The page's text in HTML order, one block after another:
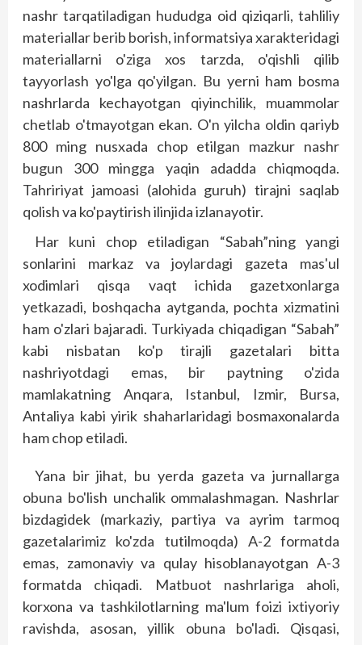
nashr tarqatiladigan hududga oid qiziqarli, tahliliy
materiallar berib borish, informatsiya xarakteridagi
materiallarni o'ziga xos tarzda, o'qishli qilib
tayyorlash yo'lga qo'yilgan. Bu yerni ham bosma
nashrlarda kechayotgan qiyinchilik, muammolar
chetlab o'tmayotgan ekan. O'n yilcha oldin qariyb
800 ming nusxada chop etilgan mazkur nashr
bugun 300 mingga yaqin adadda chiqmoqda.
Tahririyat jamoasi (alohida guruh) tirajni saqlab
qolish va ko'paytirish ilinjida izlanayotir.
Har kuni chop etiladigan “Sabah”­ning yangi
sonlarini markaz va joylardagi gazeta mas'ul
xodimlari qisqa vaqt ichida gazetxonlarga
yetkazadi, boshqacha ayt­ganda, pochta xizmatini
ham o'zlari bajaradi. Turkiyada chiqadigan “Sabah”
kabi nisbatan ko'p tirajli gazetalari bitta
nashriyotdagi emas, bir paytning o'zida
mamlakatning Anqara, Istanbul, Izmir, Bursa,
Antaliya kabi yirik shaharlaridagi bosmaxonalarda
ham chop etiladi.
Yana bir jihat, bu yerda gazeta va jurnallarga
obuna bo'lish unchalik ommalashmagan. Nashrlar
bizdagidek (markaziy, partiya va ayrim tarmoq
gazetalarimiz ko'zda tutilmoqda) A-2 formatda
emas, zamonaviy va qulay hisoblanayotgan A-3
formatda chiqadi. Matbuot nashrlariga aholi,
korxona va tashkilotlarning ma'lum foizi ixtiyoriy
ravishda, asosan, yillik obuna bo'ladi. Qisqasi,